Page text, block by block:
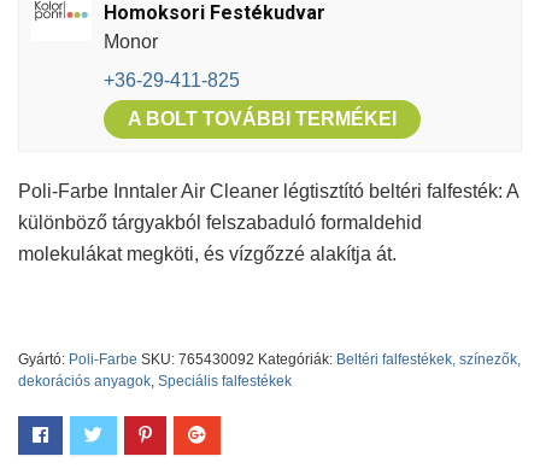
Homoksori Festékudvar
Monor
+36-29-411-825
A BOLT TOVÁBBI TERMÉKEI
Poli-Farbe Inntaler Air Cleaner légtisztító beltéri falfesték: A
különböző tárgyakból felszabaduló formaldehid
molekulákat megköti, és vízgőzzé alakítja át.
Gyártó: Poli-Farbe SKU: 765430092 Kategóriák: Beltéri falfestékek, színezők,
dekorációs anyagok, Speciális falfestékek